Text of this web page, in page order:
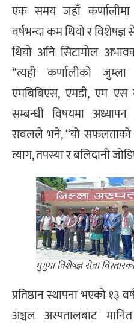
एक समय जहाँ
वर्षभन्दा कम थियो र
थियो अनि सिटामोल
“त्यही कर्णालीको
एमबिबिएस, एमडी, एम एस
सम्बन्धी विषयमा
रावलले भने, “यो
त्याग, तपस्या र बलिदानी
मुगुमा विशेषज्ञ सेवा
प्रतिष्ठान स्थापना भएको १३
अञ्चल अस्पतालबाट मानित